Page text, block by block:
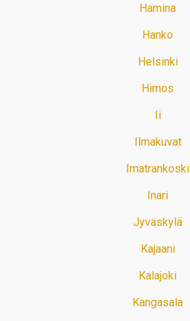
Hamina
Hanko
Helsinki
Himos
Ii
Ilmakuvat
Imatrankoski
Inari
Jyväskylä
Kajaani
Kalajoki
Kangasala